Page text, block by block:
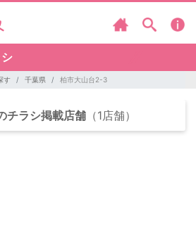
す 千葉県 柏市大山台2-3
チラシ掲載店舗 （1店舗）